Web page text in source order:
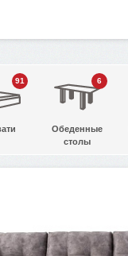
91 6
Обеденные
столы